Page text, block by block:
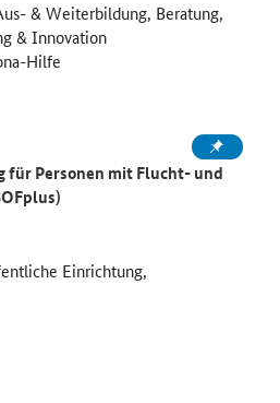
& Weiterbildung, Beratung,
& Innovation
Hilfe
für Personen mit Flucht- und
Einrichtung,